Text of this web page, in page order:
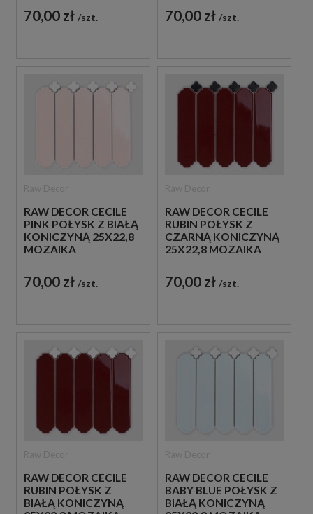
70,00 zł szt. 70,00 zł szt.
RAW DECOR CECILE
PINK POŁYSK Z BIAŁĄ
KONICZYNĄ 25X22,8
MOZAIKA
70,00 zł szt.
RAW DECOR CECILE
RUBIN POŁYSK Z
CZARNĄ KONICZYNĄ
25X22,8 MOZAIKA
DEKORACYJNA
70,00 zł szt.
RAW DECOR CECILE
RUBIN POŁYSK Z
BIAŁĄ KONICZYNĄ
RAW DECOR CECILE
BABY BLUE POŁYSK Z
BIAŁĄ KONICZYNĄ